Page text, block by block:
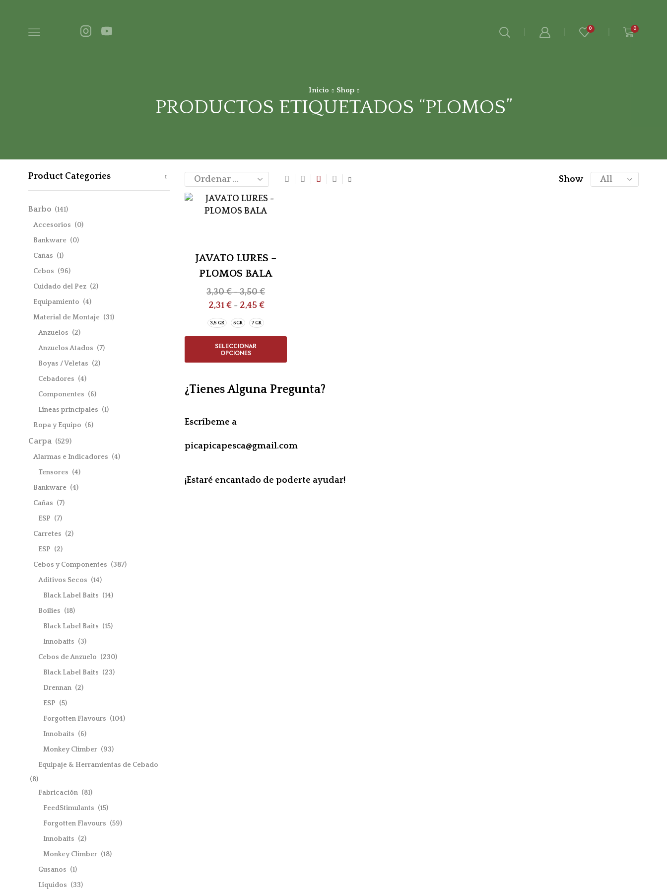
0 0
Inicio Shop
PRODUCTOS ETIQUETADOS “PLOMOS”
Show
JAVATO LURES –
PLOMOS BALA
3,30€ - 3,50€
2,31€ - 2,45€
3,5 GR 5GR 7 GR
SELECCIONAR
OPCIONES
¿Tienes Alguna Pregunta?
Escríbeme a
picapicapesca@gmail.com
¡Estaré encantado de poderte ayudar!
Product Categories
Barbo (141)
Accesorios (0)
Bankware (0)
Cañas (1)
Cebos (96)
Cuidado del Pez (2)
Equipamiento (4)
Material de Montaje (31)
Anzuelos (2)
Anzuelos Atados (7)
Boyas / Veletas (2)
Cebadores (4)
Componentes (6)
Líneas principales (1)
Ropa y Equipo (6)
Carpa (529)
Alarmas e Indicadores (4)
Tensores (4)
Bankware (4)
Cañas (7)
ESP (7)
Carretes (2)
ESP (2)
Cebos y Componentes (387)
Aditivos Secos (14)
Black Label Baits (14)
Boilies (18)
Black Label Baits (15)
Innobaits (3)
Cebos de Anzuelo (230)
Black Label Baits (23)
Drennan (2)
ESP (5)
Forgotten Flavours (104)
Innobaits (6)
Monkey Climber (93)
Equipaje & Herramientas de Cebado
(8)
Fabricación (81)
FeedStimulants (15)
Forgotten Flavours (59)
Innobaits (2)
Monkey Climber (18)
Gusanos (1)
Líquidos (33)